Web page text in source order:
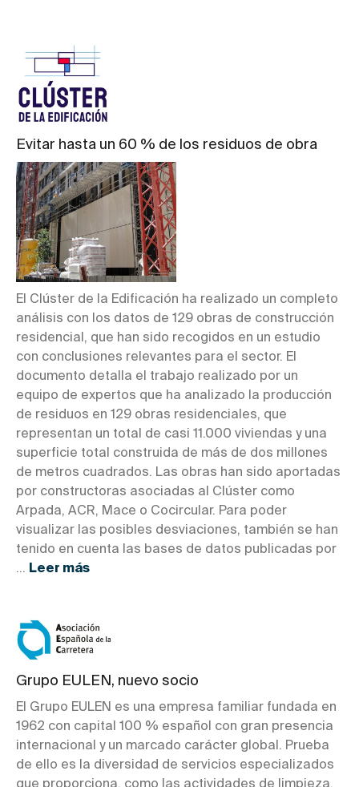
Evitar hasta un 60 % de los residuos de obra
El Clúster de la Edificación ha realizado un completo
análisis con los datos de 129 obras de construcción
residencial, que han sido recogidos en un estudio
con conclusiones relevantes para el sector. El
documento detalla el trabajo realizado por un
equipo de expertos que ha analizado la producción
de residuos en 129 obras residenciales, que
representan un total de casi 11.000 viviendas y una
superficie total construida de más de dos millones
de metros cuadrados. Las obras han sido aportadas
por constructoras asociadas al Clúster como
Arpada, ACR, Mace o Cocircular. Para poder
visualizar las posibles desviaciones, también se han
tenido en cuenta las bases de datos publicadas por
... Leer más
Grupo EULEN, nuevo socio
El Grupo EULEN es una empresa familiar fundada en
1962 con capital 100 % español con gran presencia
internacional y un marcado carácter global. Prueba
de ello es la diversidad de servicios especializados
que proporciona, como las actividades de limpieza,